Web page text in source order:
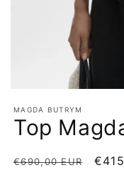
contenuti
multimediali
modale
MAGDA BUTRYM
Top
Prezzo
€690,00 EUR